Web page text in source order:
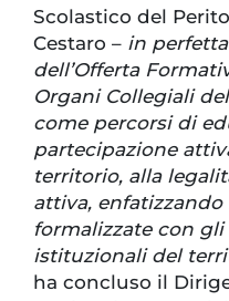
Scolastico del
Cestaro – in
dell’Offerta
Organi Collegiali
come percorsi di
partecipazione
territorio, alla
attiva, enfatizzando
formalizzate con
istituzionali del
ha concluso il